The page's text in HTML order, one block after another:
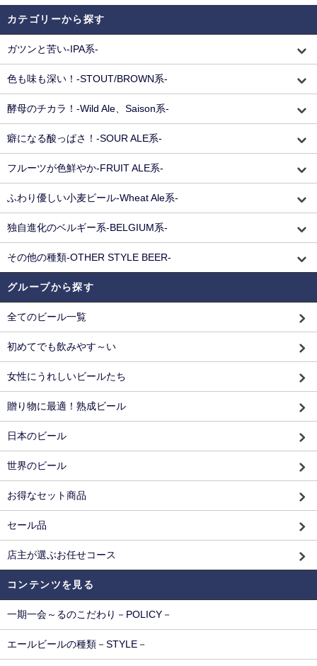
カテゴリーから探す
ガツンと苦い-IPA系-
色も味も深い！-STOUT/BROWN系-
酵母のチカラ！-Wild Ale、Saison系-
癖になる酸っぱさ！-SOUR ALE系-
フルーツが色鮮やか-FRUIT ALE系-
ふわり優しい小麦ビール-Wheat Ale系-
独自進化のベルギー系-BELGIUM系-
その他の種類-OTHER STYLE BEER-
グループから探す
全てのビール一覧
初めてでも飲みやす～い
女性にうれしいビールたち
贈り物に最適！熟成ビール
日本のビール
世界のビール
お得なセット商品
セール品
店主が選ぶお任せコース
コンテンツを見る
一期一会～るのこだわり－POLICY－
エールビールの種類－STYLE－